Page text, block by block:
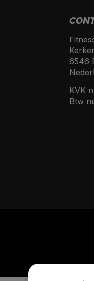
6546
KVK
Btw